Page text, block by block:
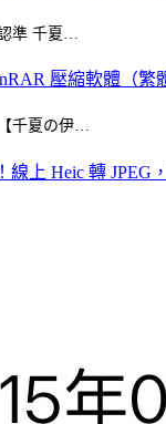
準 千夏…
壓縮軟體（繁
千夏の伊…
線上 Heic 轉 JPEG